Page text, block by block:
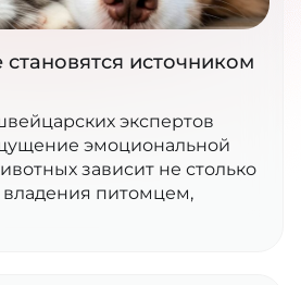
источником
экспертов
эмоциональной
зависит не столько
владения питомцем,